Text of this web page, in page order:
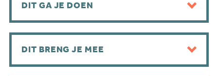
DIT GA JE DOEN
DIT BRENG JE MEE